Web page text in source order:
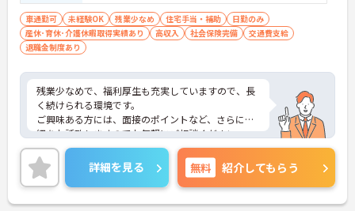
車通勤可 未経験OK 残業少なめ 住宅手当・補助
日勤のみ
産休･育休･介護休暇取得実績あり
高収入 社会保険完備
交通費支給
退職金制度あり
残業少なめで、福利厚生も充実していますので、長
く続けられる環境です。
ご興味ある方には、面接のポイントなど、さらに詳
細をお話致しますのでお気軽にご相談ください。
詳細を見る 無料 紹介してもらう